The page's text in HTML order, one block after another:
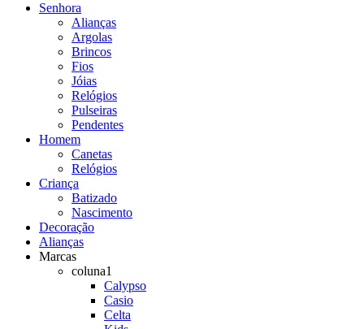
Senhora
Alianças
Argolas
Brincos
Fios
Jóias
Relógios
Pulseiras
Pendentes
Homem
Canetas
Relógios
Criança
Batizado
Nascimento
Decoração
Alianças
Marcas
coluna1
Calypso
Casio
Celta